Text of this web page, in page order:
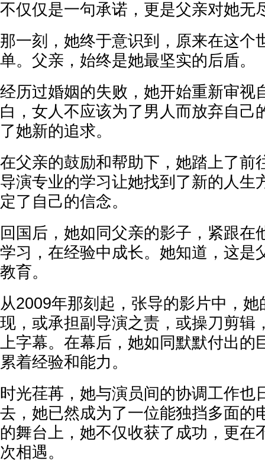
不仅仅是一句承诺，更是父亲对她无
那一刻，她终于意识到，原来在这个
单。父亲，始终是她最坚实的后盾。
经历过婚姻的失败，她开始重新审视
白，女人不应该为了男人而放弃自己
了她新的追求。
在父亲的鼓励和帮助下，她踏上了前
导演专业的学习让她找到了新的人生
定了自己的信念。
回国后，她如同父亲的影子，紧跟在
学习，在经验中成长。她知道，这是
教育。
从2009年那刻起，张导的影片中，
现，或承担副导演之责，或操刀剪辑
上字幕。在幕后，她如同默默付出的
累着经验和能力。
时光荏苒，她与演员间的协调工作也
去，她已然成为了一位能独挡多面的
的舞台上，她不仅收获了成功，更在
次相遇。